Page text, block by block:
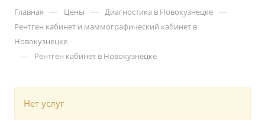
Главная — Цены — Диагностика в Новокузнецке —
Рентген кабинет и маммографический кабинет в
Новокузнецке
— Рентген кабинет в Новокузнецке
Нет услуг